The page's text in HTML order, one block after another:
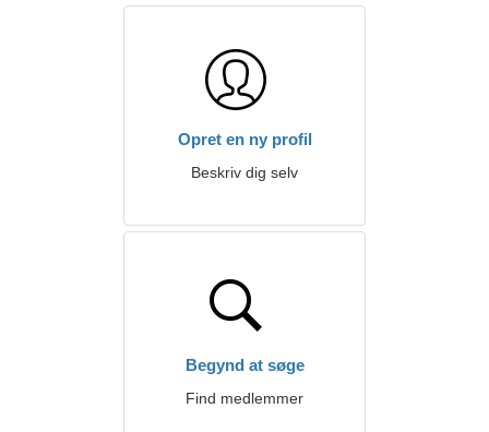
Opret en ny profil
Beskriv dig selv
Begynd at søge
Find medlemmer